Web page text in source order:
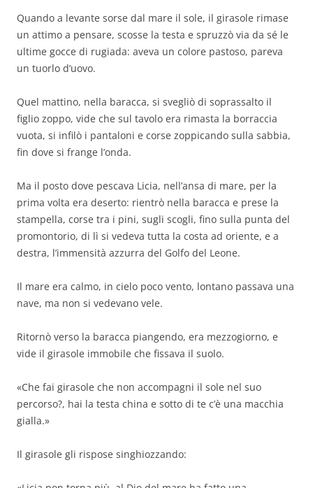
Quando a levante sorse dal mare il sole, il girasole rimase
un attimo a pensare, scosse la testa e spruzzò via da sé le
ultime gocce di rugiada: aveva un colore pastoso, pareva
un tuorlo d’uovo.
Quel mattino, nella baracca, si svegliò di soprassalto il
figlio zoppo, vide che sul tavolo era rimasta la borraccia
vuota, si infilò i pantaloni e corse zoppicando sulla sabbia,
fin dove si frange l’onda.
Ma il posto dove pescava Licia, nell’ansa di mare, per la
prima volta era deserto: rientrò nella baracca e prese la
stampella, corse tra i pini, sugli scogli, fino sulla punta del
promontorio, di lì si vedeva tutta la costa ad oriente, e a
destra, l’immensità azzurra del Golfo del Leone.
Il mare era calmo, in cielo poco vento, lontano passava una
nave, ma non si vedevano vele.
Ritornò verso la baracca piangendo, era mezzogiorno, e
vide il girasole immobile che fissava il suolo.
«Che fai girasole che non accompagni il sole nel suo
percorso?, hai la testa china e sotto di te c’è una macchia
gialla.»
Il girasole gli rispose singhiozzando: